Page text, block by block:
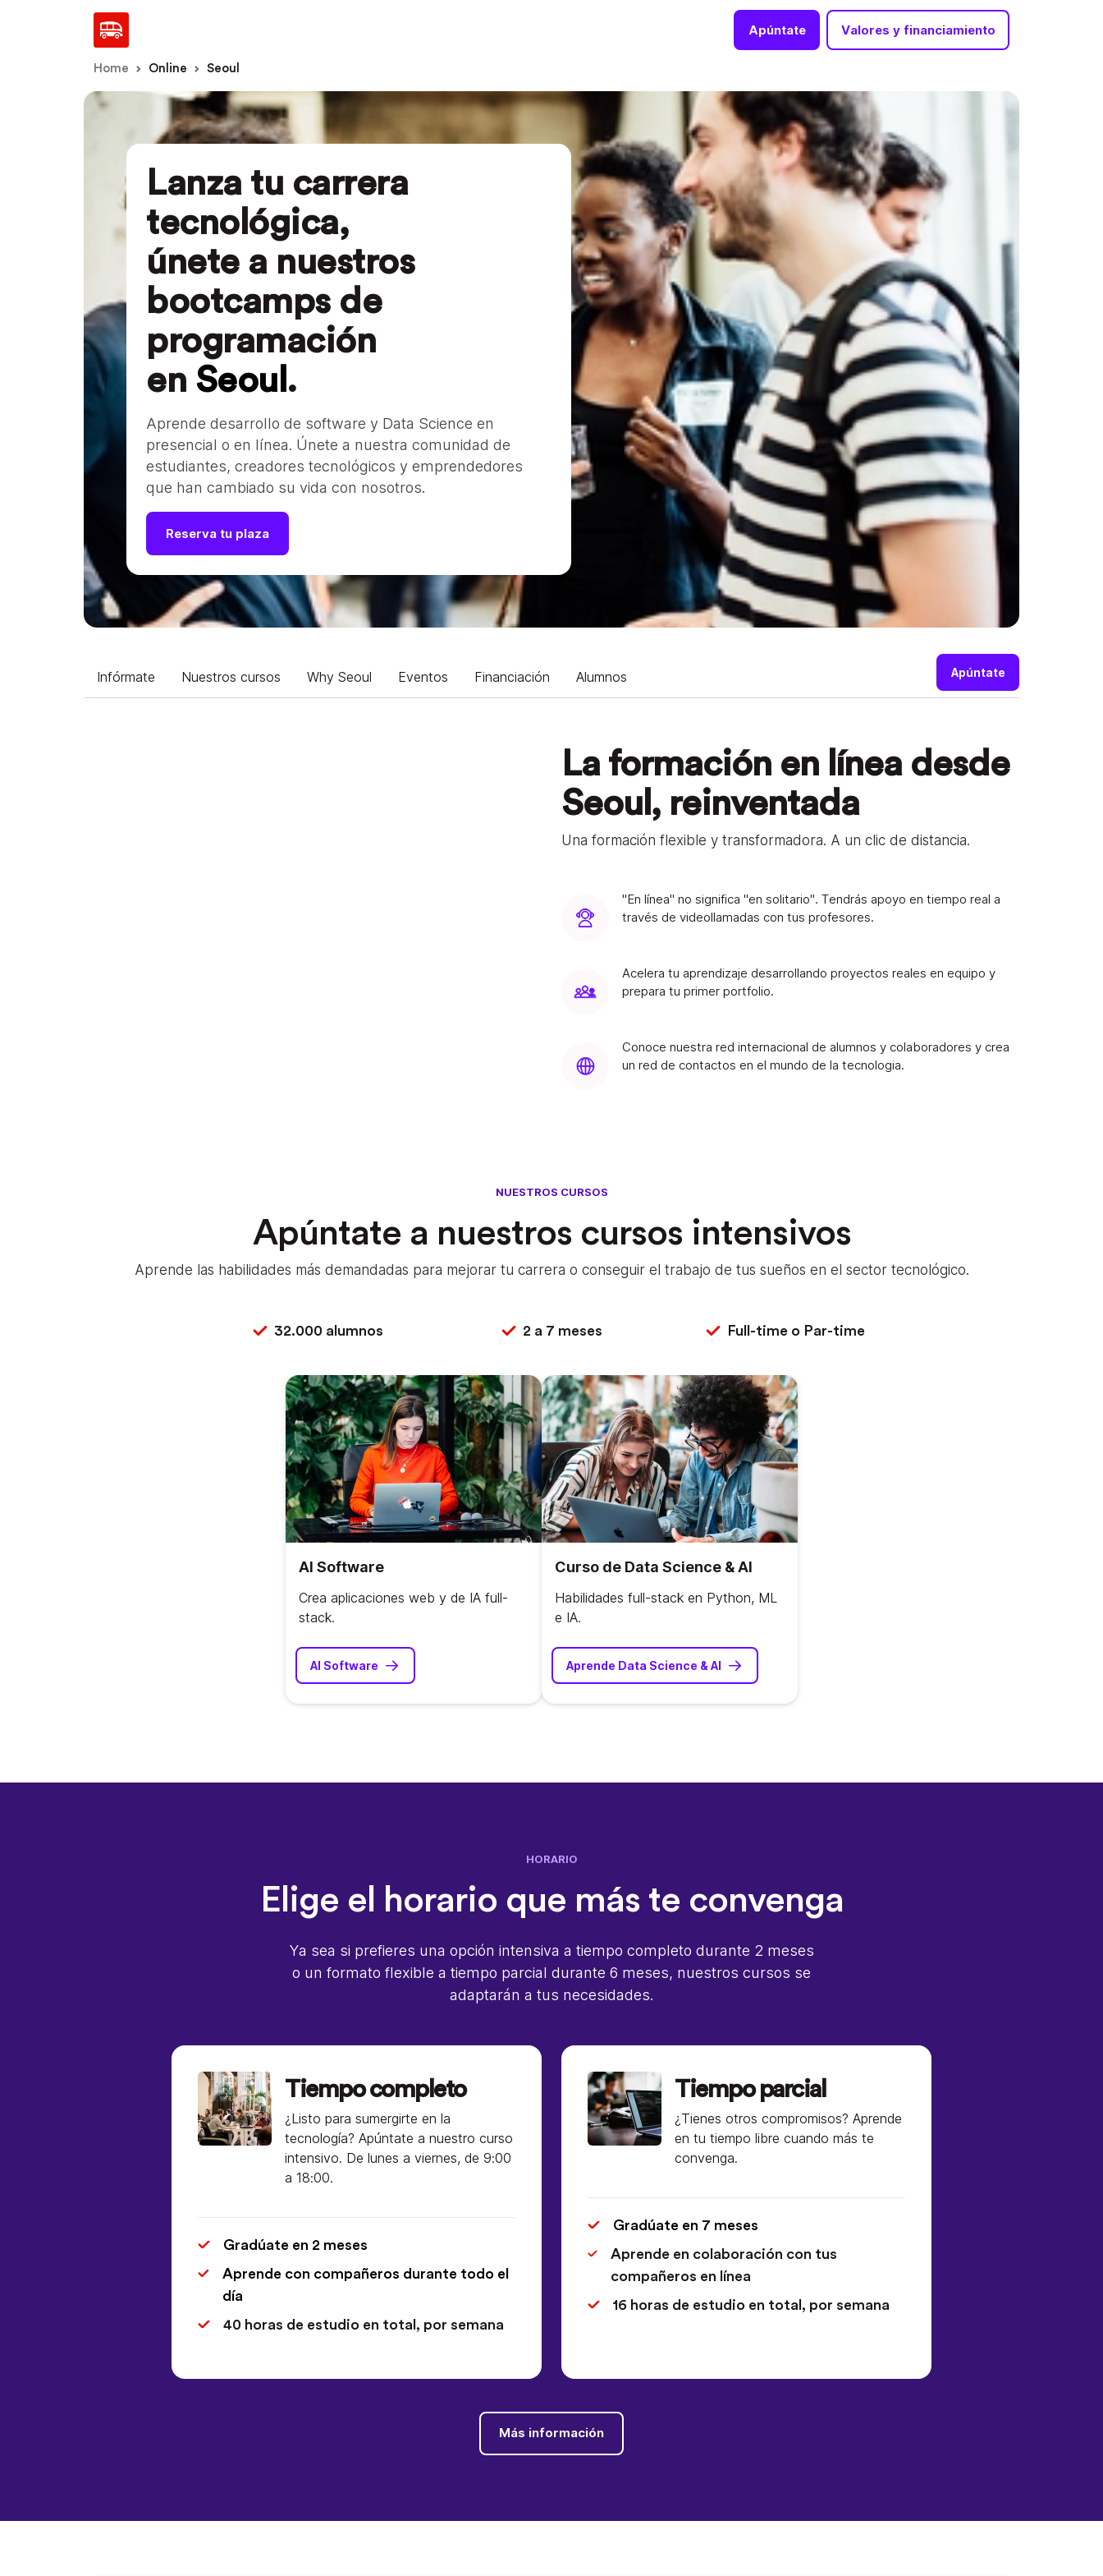
Apúntate Valores y financiamiento
Home Online Seoul
Lanza tu carrera
tecnológica,
únete a nuestros
bootcamps de
programación
en Seoul .
Aprende desarrollo de software y Data Science en
presencial o en línea. Únete a nuestra comunidad de
estudiantes, creadores tecnológicos y emprendedores
que han cambiado su vida con nosotros.
Reserva tu plaza
Infórmate Nuestros cursos Why Seoul Eventos Financiación Alumnos Apúntate
La formación en línea desde
Seoul, reinventada
Una formación flexible y transformadora. A un clic de distancia.
"En línea" no significa "en solitario". Tendrás apoyo en tiempo real a
través de videollamadas con tus profesores.
Acelera tu aprendizaje desarrollando proyectos reales en equipo y
prepara tu primer portfolio.
Conoce nuestra red internacional de alumnos y colaboradores y crea
un red de contactos en el mundo de la tecnologia.
NUESTROS CURSOS
Apúntate a nuestros cursos intensivos
Aprende las habilidades más demandadas para mejorar tu carrera o conseguir el trabajo de tus sueños en el sector tecnológico.
32.000 alumnos 2 a 7 meses Full-time o Par-time
AI Software
Crea aplicaciones web y de IA full-
stack.
AI Software
Curso de Data Science & AI
Habilidades full-stack en Python, ML
e IA.
Aprende Data Science & AI
HORARIO
Elige el horario que más te convenga
Ya sea si prefieres una opción intensiva a tiempo completo durante 2 meses
o un formato flexible a tiempo parcial durante 6 meses, nuestros cursos se
adaptarán a tus necesidades.
Tiempo completo
¿Listo para sumergirte en la
tecnología? Apúntate a nuestro curso
intensivo. De lunes a viernes, de 9:00
a 18:00.
Gradúate en 2 meses
Aprende con compañeros durante todo el
día
40 horas de estudio en total, por semana
Tiempo parcial
¿Tienes otros compromisos? Aprende
en tu tiempo libre cuando más te
convenga.
Gradúate en 7 meses
Aprende en colaboración con tus
compañeros en línea
16 horas de estudio en total, por semana
Más información